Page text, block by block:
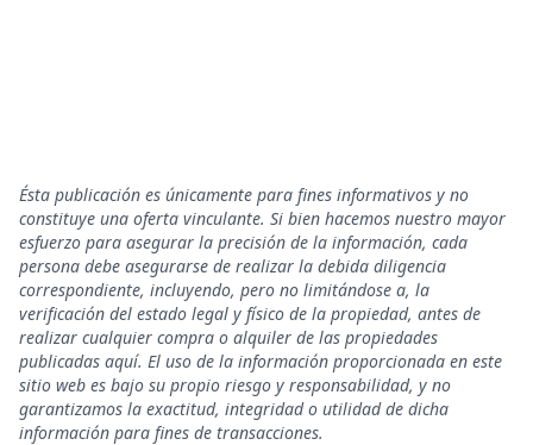
Ésta publicación es únicamente para fines informativos y no
constituye una oferta vinculante. Si bien hacemos nuestro mayor
esfuerzo para asegurar la precisión de la información, cada
persona debe asegurarse de realizar la debida diligencia
correspondiente, incluyendo, pero no limitándose a, la
verificación del estado legal y físico de la propiedad, antes de
realizar cualquier compra o alquiler de las propiedades
publicadas aquí. El uso de la información proporcionada en este
sitio web es bajo su propio riesgo y responsabilidad, y no
garantizamos la exactitud, integridad o utilidad de dicha
información para fines de transacciones.